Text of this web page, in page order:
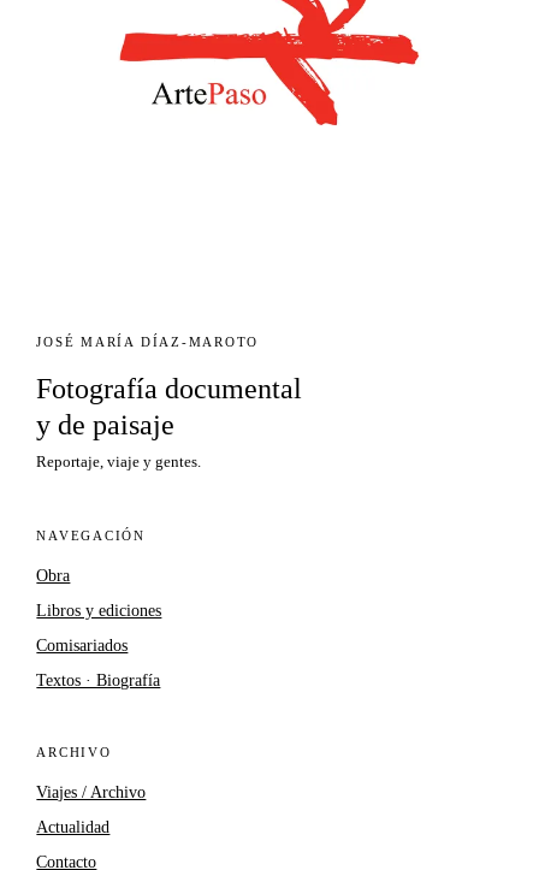
JOSÉ MARÍA DÍAZ-MAROTO
Fotografía documental
y de paisaje
Reportaje, viaje y gentes.
NAVEGACIÓN
Obra
Libros y ediciones
Comisariados
Textos · Biografía
ARCHIVO
Viajes / Archivo
Actualidad
Contacto